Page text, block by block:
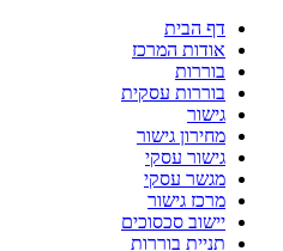
דף הבית
אודות המרכז
בוררות
בוררות עסקית
גישור
מחירון גישור
גישור עסקי
מגשר עסקי
מרכז גישור
יישוב סכסוכים
תניית בוררות